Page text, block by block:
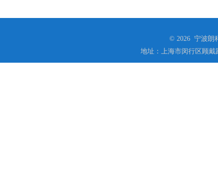
© 2026 宁波朗
地址：上海市闵行区顾